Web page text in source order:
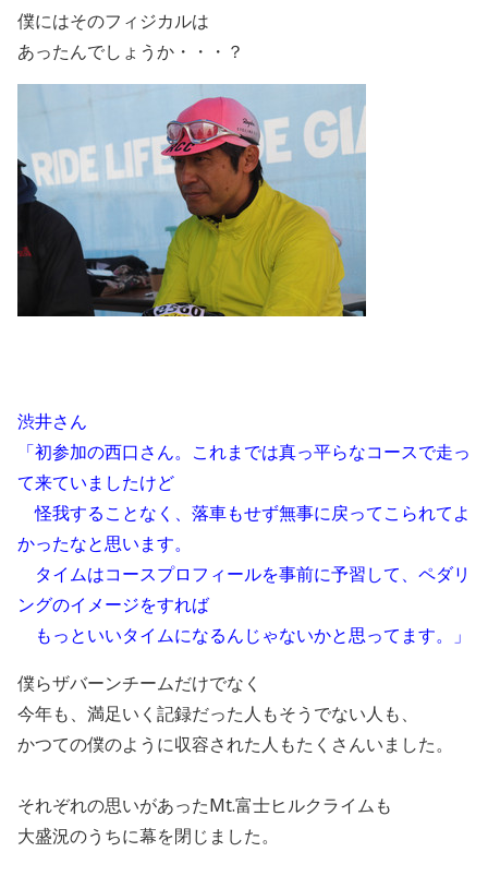
僕にはそのフィジカルは
あったんでしょうか・・・？
渋井さん
「初参加の西口さん。これまでは真っ平らなコースで走っ
て来ていましたけど
怪我することなく、落車もせず無事に戻ってこられてよ
かったなと思います。
タイムはコースプロフィールを事前に予習して、ペダリ
ングのイメージをすれば
もっといいタイムになるんじゃないかと思ってます。」
僕らザバーンチームだけでなく
今年も、満足いく記録だった人もそうでない人も、
かつての僕のように収容された人もたくさんいました。
それぞれの思いがあったMt.富士ヒルクライムも
大盛況のうちに幕を閉じました。